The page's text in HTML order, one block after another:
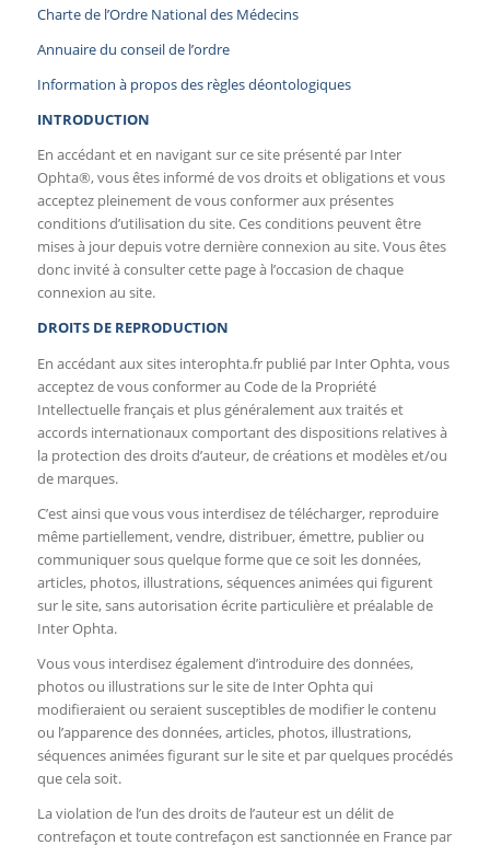
Charte de l’Ordre National des Médecins
Annuaire du conseil de l’ordre
Information à propos des règles déontologiques
INTRODUCTION
En accédant et en navigant sur ce site présenté par Inter
Ophta®, vous êtes informé de vos droits et obligations et vous
acceptez pleinement de vous conformer aux présentes
conditions d’utilisation du site. Ces conditions peuvent être
mises à jour depuis votre dernière connexion au site. Vous êtes
donc invité à consulter cette page à l’occasion de chaque
connexion au site.
DROITS DE REPRODUCTION
En accédant aux sites interophta.fr publié par Inter Ophta, vous
acceptez de vous conformer au Code de la Propriété
Intellectuelle français et plus généralement aux traités et
accords internationaux comportant des dispositions relatives à
la protection des droits d’auteur, de créations et modèles et/ou
de marques.
C’est ainsi que vous vous interdisez de télécharger, reproduire
même partiellement, vendre, distribuer, émettre, publier ou
communiquer sous quelque forme que ce soit les données,
articles, photos, illustrations, séquences animées qui figurent
sur le site, sans autorisation écrite particulière et préalable de
Inter Ophta.
Vous vous interdisez également d’introduire des données,
photos ou illustrations sur le site de Inter Ophta qui
modifieraient ou seraient susceptibles de modifier le contenu
ou l’apparence des données, articles, photos, illustrations,
séquences animées figurant sur le site et par quelques procédés
que cela soit.
La violation de l’un des droits de l’auteur est un délit de
contrefaçon et toute contrefaçon est sanctionnée en France par